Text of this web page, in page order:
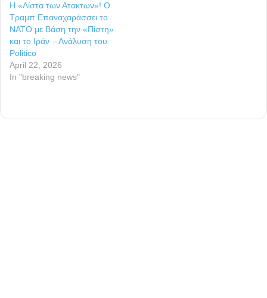
Η «Λίστα των Ατακτων»! Ο
Τραμπ Επαναχαράσσει το
ΝΑΤΟ με Βάση την «Πίστη»
και το Ιράν – Ανάλυση του
Politico
April 22, 2026
In "breaking news"